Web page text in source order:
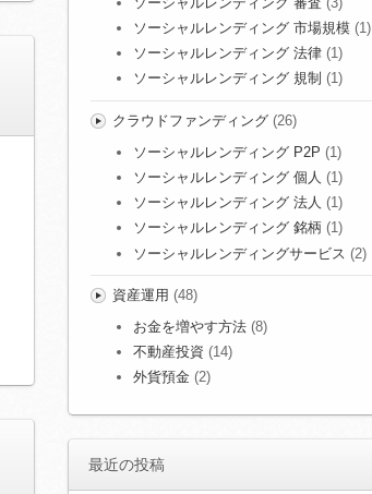
ソーシャルレンディング 市場規模 (1)
ソーシャルレンディング 法律 (1)
ソーシャルレンディング 規制 (1)
クラウドファンディング(26)
ソーシャルレンディング P2P (1)
ソーシャルレンディング 個人 (1)
ソーシャルレンディング 法人 (1)
ソーシャルレンディング 銘柄 (1)
ソーシャルレンディングサービス (2)
資産運用 (48)
お金を増やす方法 (8)
不動産投資 (14)
外貨預金 (2)
最近の投稿